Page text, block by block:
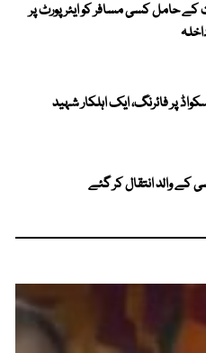
حامل کسی مسافر کو ایئرپورٹ پر
پر فائرنگ، ایک اہلکار شہید
کے والد انتقال کر گئے